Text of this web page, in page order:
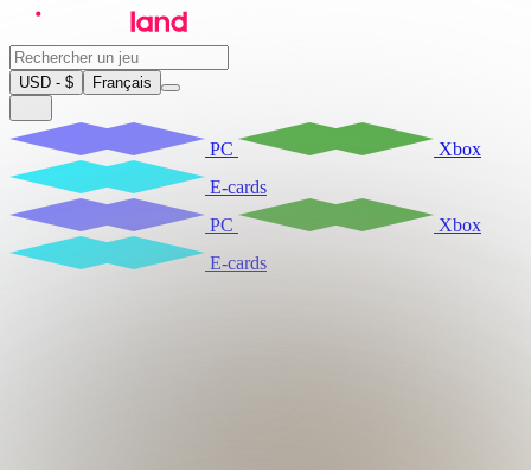
USD - $ Français
PC
Xbox
E-cards
PC
Xbox
E-cards